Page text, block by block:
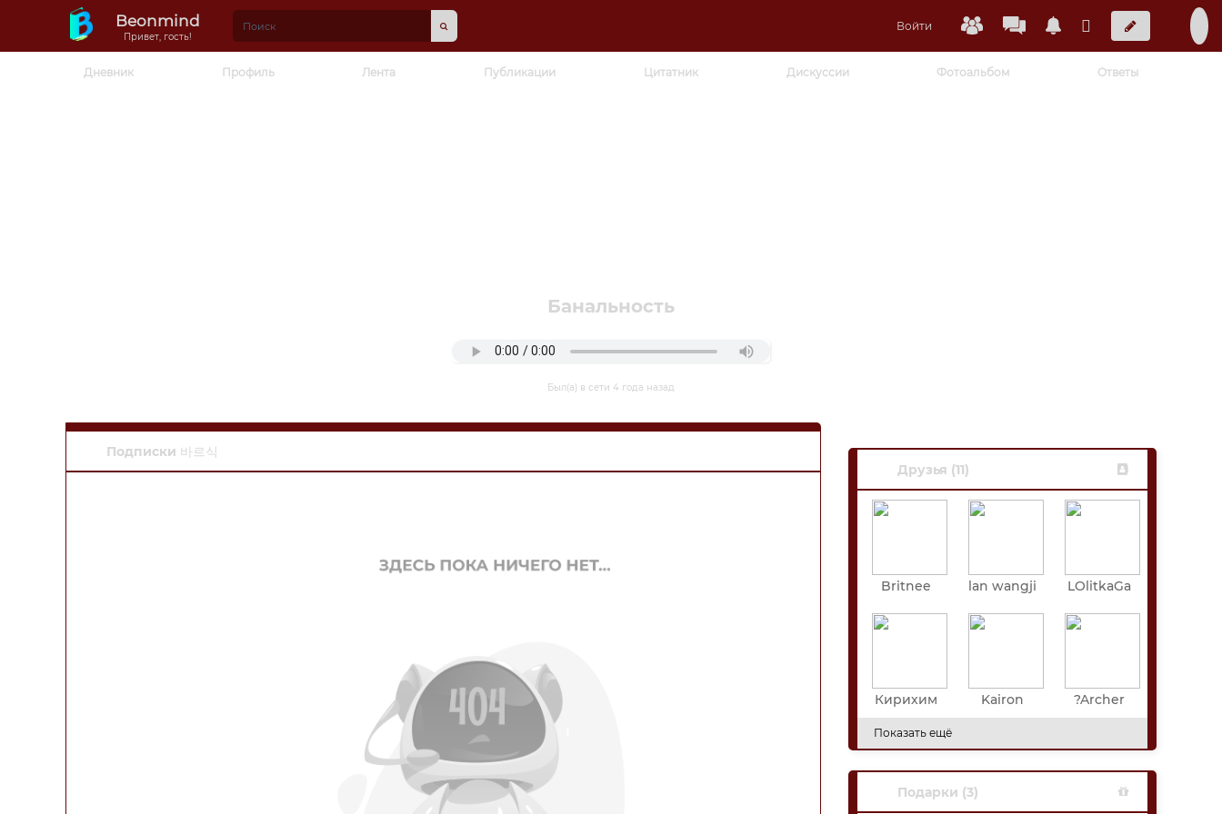
Beonmind
Привет, гость!
Войти
Дневник Профиль Лента Публикации Цитатник Дискуссии Фотоальбом Ответы
Банальность
Был(а) в сети 4 года назад
Подписки 바르식
Друзья (11)
Britnee
lan wangji
LOlitkaGa
Кирихим
е
Kairon ?Archer
Показать ещё
Подарки (3)